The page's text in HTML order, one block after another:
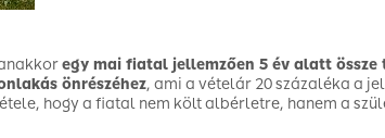
egy mai fiatal jellemzően 5 év alatt össze
önrészéhez, ami a vételár 20 százaléka a
hogy a fiatal nem költ albérletre, hanem a